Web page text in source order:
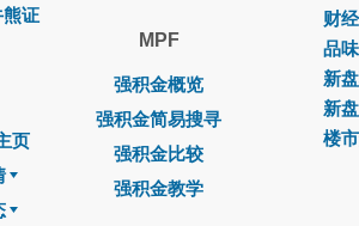
证
页
MPF
强积金概览
强积金简易搜寻
强积金比较
强积金教学
财
品
新
新
楼